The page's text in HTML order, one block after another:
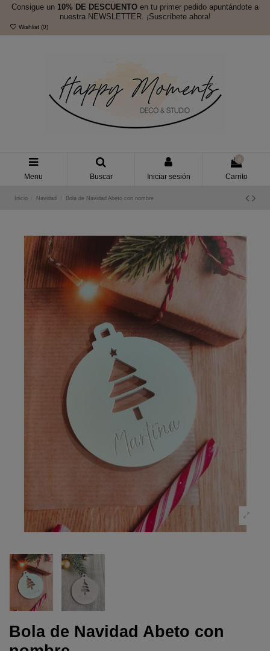
Consigue un 10% DE DESCUENTO en tu primer pedido apuntándote a
nuestra NEWSLETTER. ¡Suscríbete ahora!
Wishlist (0)
Menu Buscar Iniciar sesión Carrito
Inicio Navidad Bola de Navidad Abeto con nombre
Bola de Navidad Abeto con